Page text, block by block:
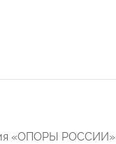
«ОПОРЫ РОССИИ»